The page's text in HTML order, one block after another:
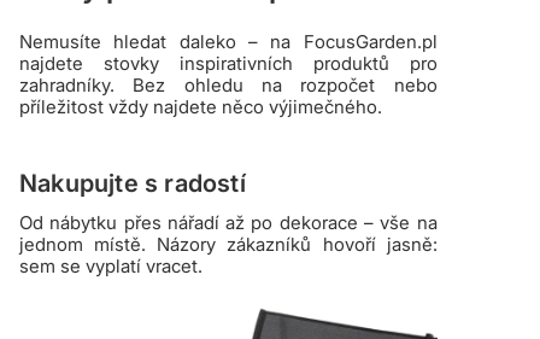
Nemusíte hledat daleko – na FocusGarden.pl
najdete stovky inspirativních produktů pro
zahradníky. Bez ohledu na rozpočet nebo
příležitost vždy najdete něco výjimečného.
Nakupujte s radostí
Od nábytku přes nářadí až po dekorace – vše na
jednom místě. Názory zákazníků hovoří jasně:
sem se vyplatí vracet.